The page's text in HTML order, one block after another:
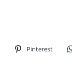
Pinterest